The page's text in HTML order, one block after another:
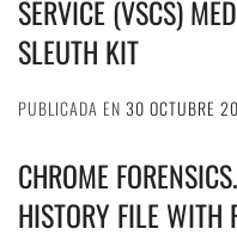
SERVICE (VSCS)
SLEUTH KIT
PUBLICADA EN 30 OCTUBRE
CHROME
HISTORY FILE WITH